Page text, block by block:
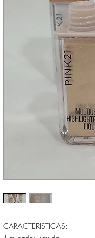
CARACTERISTICAS: